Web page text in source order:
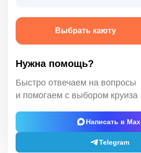
Выбрать каюту
Нужна помощь?
Быстро отвечаем на вопросы
и помогаем с выбором круиза
Написать в Max
Telegram